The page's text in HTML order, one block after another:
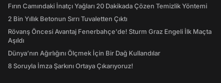
Fırın Camındaki İnatçı Yağları 20 Dakikada Çözen Temizlik Yöntemi
2 Bin Yıllık Betonun Sırrı Tuvaletten Çıktı
Rövanş Öncesi Avantaj Fenerbahçe'de! Sturm Graz Engeli İlk Maçta
Aşıldı
Dünya’nın Ağırlığını Ölçmek İçin Bir Dağ Kullandılar
8 Soruyla İmza Şarkını Ortaya Çıkarıyoruz!